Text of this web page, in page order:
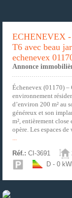
ECHENEVEX
T6 avec beau
echenevex
Annonce
Échenevex (01170) –
environnement
d’environ 200 m² au
généreux et son
m², entièrement close
opère. Les espaces
...
Réf.: CI-3691
D - 0